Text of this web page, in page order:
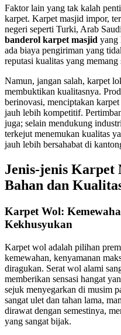
Faktor lain yang tak kalah
karpet. Karpet masjid impor,
negeri seperti Turki, Arab
banderol karpet masjid yang
ada biaya pengiriman yang
reputasi kualitas yang
Namun, jangan salah, karpet
membuktikan kualitasnya.
berinovasi, menciptakan
jauh lebih kompetitif.
juga; selain mendukung
terkejut menemukan kualitas
jauh lebih bersahabat di
Jenis-jenis Karpet
Bahan dan
Karpet Wol:
Kekhusyukan
Karpet wol adalah pilihan
kemewahan, kenyamanan
diragukan. Serat wol alami
memberikan sensasi hangat
sejuk menyegarkan di musim
sangat ulet dan tahan lama,
dirawat dengan semestinya,
yang sangat bijak.